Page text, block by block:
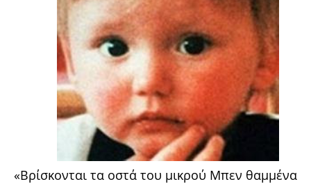
«Βρίσκονται τα οστά του μικρού Μπεν θαμμένα